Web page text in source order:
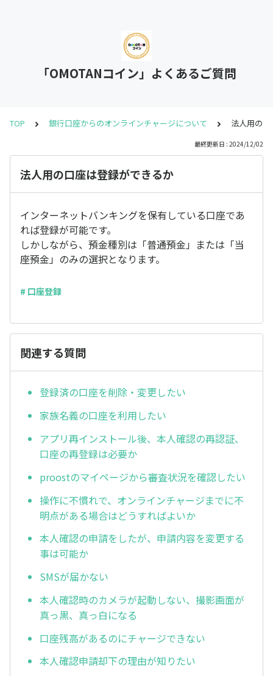
「OMOTANコイン」よくあるご質問
TOP 銀行口座からのオンラインチャージについて 法人用の
最終更新日 : 2024/12/02
法人用の口座は登録ができるか
インターネットバンキングを保有している口座であ
れば登録が可能です。
しかしながら、預金種別は「普通預金」または「当
座預金」のみの選択となります。
# 口座登録
関連する質問
登録済の口座を削除・変更したい
家族名義の口座を利用したい
アプリ再インストール後、本人確認の再認証、
口座の再登録は必要か
proostのマイページから審査状況を確認したい
操作に不慣れで、オンラインチャージまでに不
明点がある場合はどうすればよいか
本人確認の申請をしたが、申請内容を変更する
事は可能か
SMSが届かない
本人確認時のカメラが起動しない、撮影画面が
真っ黒、真っ白になる
口座残高があるのにチャージできない
本人確認申請却下の理由が知りたい